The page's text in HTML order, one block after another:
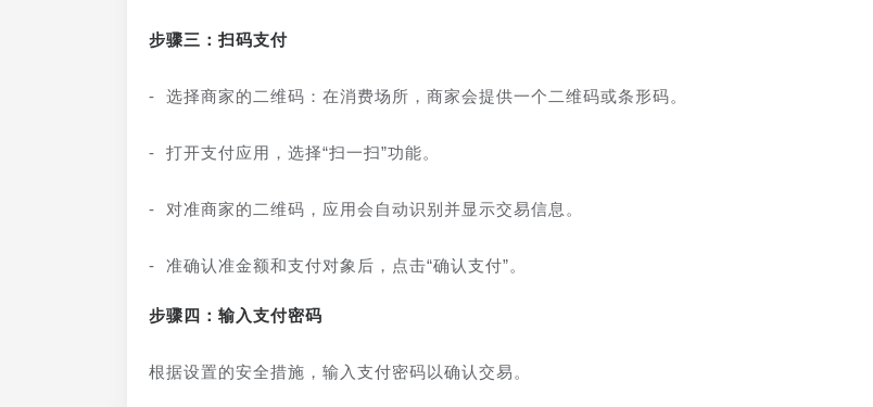
步骤三：扫码支付
- 选择商家的二维码：在消费场所，商家会提供一个二维码或条形码。
- 打开支付应用，选择“扫一扫”功能。
- 对准商家的二维码，应用会自动识别并显示交易信息。
- 准确认准金额和支付对象后，点击“确认支付”。
步骤四：输入支付密码
根据设置的安全措施，输入支付密码以确认交易。